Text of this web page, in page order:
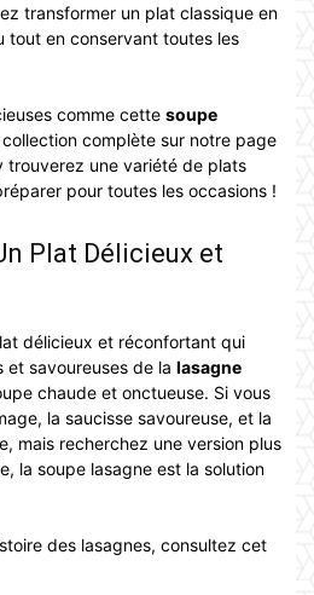
transformer un plat classique en
tout en conservant toutes les
comme cette soupe
complète sur notre page
trouverez une variété de plats
pour toutes les occasions !
Plat Délicieux et
délicieux et réconfortant qui
et savoureuses de la lasagne
chaude et onctueuse. Si vous
la saucisse savoureuse, et la
mais recherchez une version plus
la soupe lasagne est la solution
des lasagnes, consultez cet